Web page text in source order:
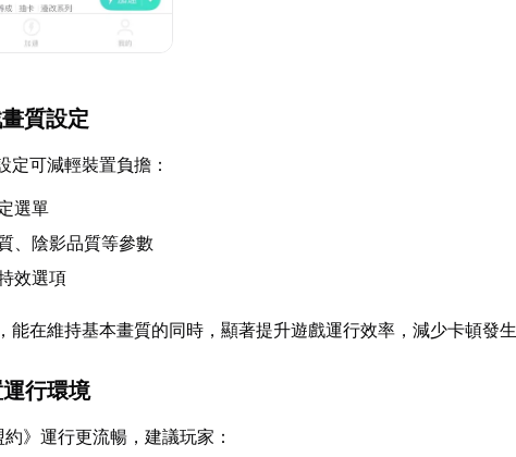
質設定
定可減輕裝置負擔：
選單
、陰影品質等參數
效選項
能在維持基本畫質的同時，顯著提升遊戲運行效率，減少卡頓發
行環境
》運行更流暢，建議玩家：